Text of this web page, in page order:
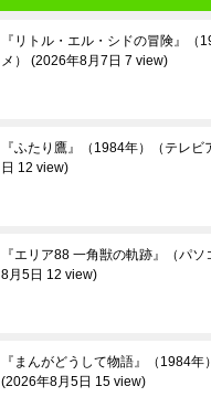
『リトル・エル・シドの冒険』（
メ）
2026年8月7日 7 view
『ふたり鷹』（1984年）（テレビ
日 12 view
『エリア88 一角獣の軌跡』（パソ
8月5日 12 view
『まんがどうして物語』（1984年
2026年8月5日 15 view